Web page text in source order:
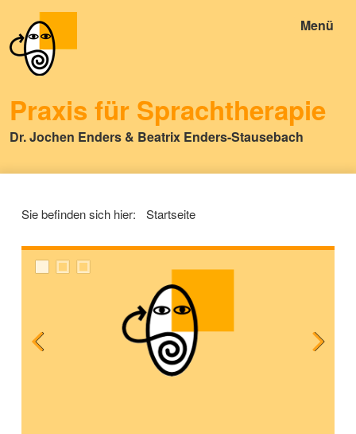
Menü
Praxis für Sprachtherapie
Dr. Jochen Enders & Beatrix Enders-Stausebach
Sie befinden sich hier: Startseite